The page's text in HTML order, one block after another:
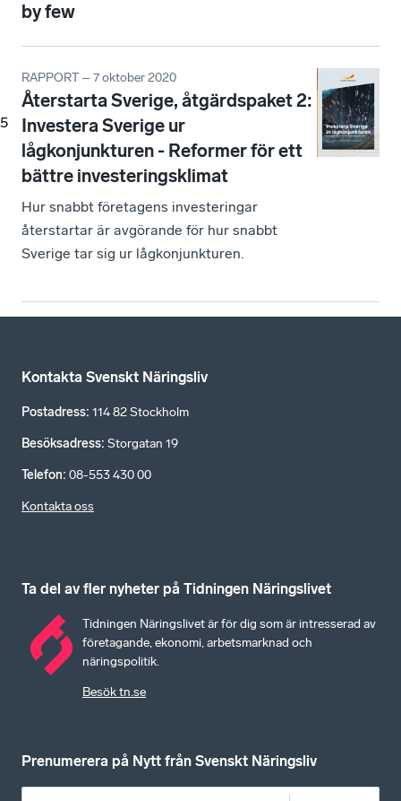
5
by few
RAPPORT – 7 oktober 2020
Återstarta Sverige, åtgärdspaket 2:
Investera Sverige ur
lågkonjunkturen - Reformer för ett
bättre investeringsklimat
Hur snabbt företagens investeringar
återstartar är avgörande för hur snabbt
Sverige tar sig ur lågkonjunkturen.
Kontakta Svenskt Näringsliv
Postadress: 114 82 Stockholm
Besöksadress: Storgatan 19
Telefon: 08-553 430 00
Kontakta oss
Ta del av fler nyheter på Tidningen Näringslivet
Tidningen Näringslivet är för dig som är intresserad av
företagande, ekonomi, arbetsmarknad och
näringspolitik.
Besök tn.se
Prenumerera på Nytt från Svenskt Näringsliv